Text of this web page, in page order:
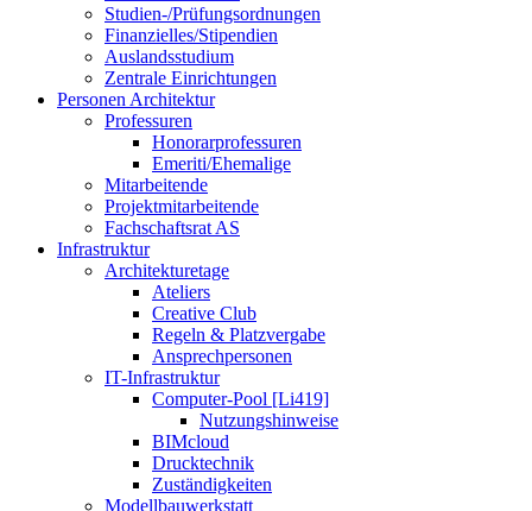
Studien-/Prüfungsordnungen
Finanzielles/Stipendien
Auslandsstudium
Zentrale Einrichtungen
Personen Architektur
Professuren
Honorarprofessuren
Emeriti/Ehemalige
Mitarbeitende
Projektmitarbeitende
Fachschaftsrat AS
Infrastruktur
Architekturetage
Ateliers
Creative Club
Regeln & Platzvergabe
Ansprechpersonen
IT-Infrastruktur
Computer-Pool [Li419]
Nutzungshinweise
BIMcloud
Drucktechnik
Zuständigkeiten
Modellbauwerkstatt